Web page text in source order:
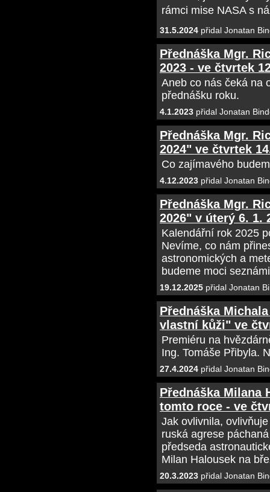
rámci mise NASA s
31.5.2024 přidal Jonatan
Přednáška Mgr.
2023 - ve čtvrtek
Aneb co nás čeká na
přednášku roku.
4.1.2023 přidal Jonatan
Přednáška Mgr.
2024" ve čtvrtek
Co zajímavého
4.12.2023 přidal Jonatan
Přednáška Mgr.
2026" v úterý 6. 1.
Kalendářní rok 2025
Nevíme, co nám
astronomických a
budeme moci
19.12.2025 přidal Jonatan
Přednáška
vlastní kůži" ve
Premiéru na
Ing. Tomáše Přibyla.
27.4.2024 přidal Jonatan
Přednáška Milana
tomto roce - ve
Jak ovlivnila,
ruská agrese
předseda
Milan Halousek na
20.3.2023 přidal Jonatan